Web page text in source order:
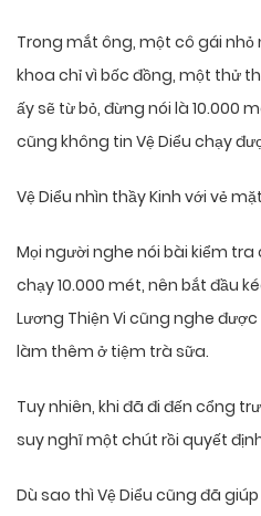
Trong mắt ông, một cô gái nhỏ
khoa chỉ vì bốc đồng, một thử
ấy sẽ từ bỏ, đừng nói là 10.000
cũng không tin Vệ Diểu chạy
Vệ Diểu nhìn thầy Kinh với vẻ
Mọi người nghe nói bài kiểm tra
chạy 10.000 mét, nên bắt đầu
Lương Thiện Vi cũng nghe
làm thêm ở tiệm trà sữa.
Tuy nhiên, khi đã đi đến cổng
suy nghĩ một chút rồi quyết
Dù sao thì Vệ Diểu cũng đã